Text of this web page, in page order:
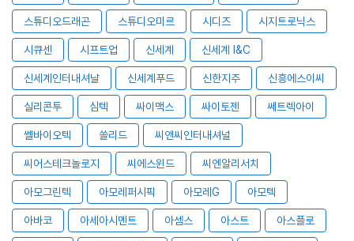
스튜디오드래곤 스튜디오미르 시디즈 시지트로닉스
시큐센 시프트업 신세계 신세계 I&C
신세계인터내셔날 신세계푸드 신한지주 신흥에스이씨
실리콘투 심텍 싸이맥스 싸이토젠 쎄트렉아이
쎌바이오텍 쏠리드 씨앤씨인터내셔널
씨어스테크놀로지 씨에스윈드 씨엔알리서치
아모그린텍 아모레퍼시픽 아모레G 아모텍
아바코 아세아시멘트 아셈스 아스트 아스플로